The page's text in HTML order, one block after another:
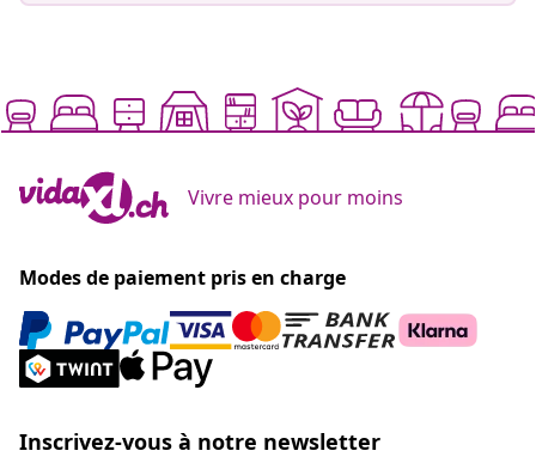
Vivre mieux pour moins
Modes de paiement pris en charge
Inscrivez-vous à notre newsletter